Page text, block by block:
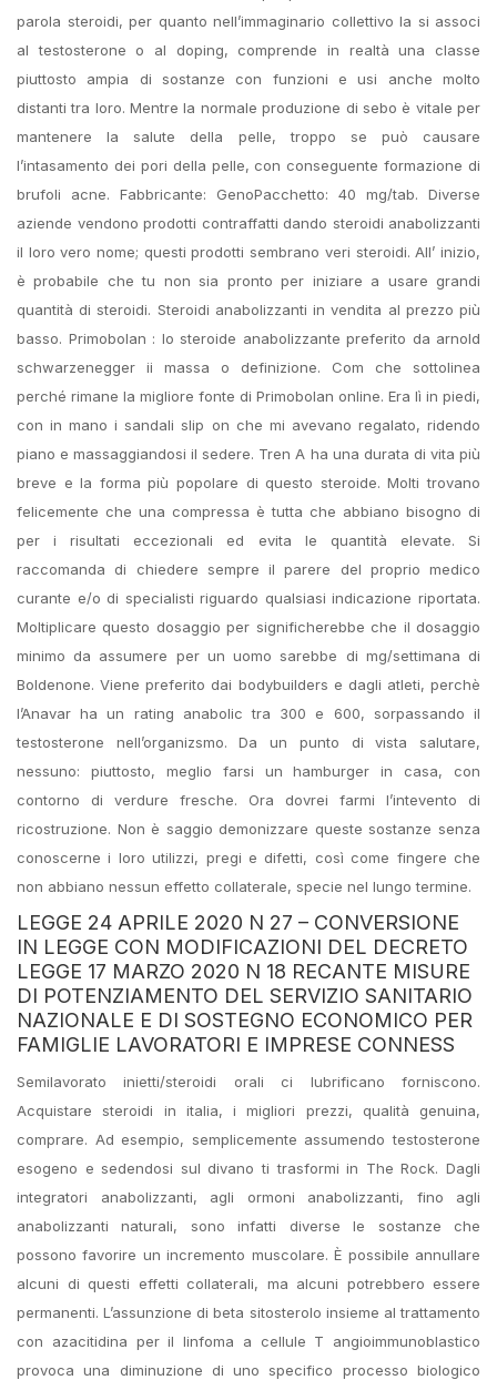
parola steroidi, per quanto nell’immaginario collettivo la si associ
al testosterone o al doping, comprende in realtà una classe
piuttosto ampia di sostanze con funzioni e usi anche molto
distanti tra loro. Mentre la normale produzione di sebo è vitale per
mantenere la salute della pelle, troppo se può causare
l’intasamento dei pori della pelle, con conseguente formazione di
brufoli acne. Fabbricante: GenoPacchetto: 40 mg/tab. Diverse
aziende vendono prodotti contraffatti dando steroidi anabolizzanti
il loro vero nome; questi prodotti sembrano veri steroidi. All’ inizio,
è probabile che tu non sia pronto per iniziare a usare grandi
quantità di steroidi. Steroidi anabolizzanti in vendita al prezzo più
basso. Primobolan : lo steroide anabolizzante preferito da arnold
schwarzenegger ii massa o definizione. Com che sottolinea
perché rimane la migliore fonte di Primobolan online. Era lì in piedi,
con in mano i sandali slip on che mi avevano regalato, ridendo
piano e massaggiandosi il sedere. Tren A ha una durata di vita più
breve e la forma più popolare di questo steroide. Molti trovano
felicemente che una compressa è tutta che abbiano bisogno di
per i risultati eccezionali ed evita le quantità elevate. Si
raccomanda di chiedere sempre il parere del proprio medico
curante e/o di specialisti riguardo qualsiasi indicazione riportata.
Moltiplicare questo dosaggio per significherebbe che il dosaggio
minimo da assumere per un uomo sarebbe di mg/settimana di
Boldenone. Viene preferito dai bodybuilders e dagli atleti, perchè
l’Anavar ha un rating anabolic tra 300 e 600, sorpassando il
testosterone nell’organizsmo. Da un punto di vista salutare,
nessuno: piuttosto, meglio farsi un hamburger in casa, con
contorno di verdure fresche. Ora dovrei farmi l’intevento di
ricostruzione. Non è saggio demonizzare queste sostanze senza
conoscerne i loro utilizzi, pregi e difetti, così come fingere che
non abbiano nessun effetto collaterale, specie nel lungo termine.
LEGGE 24 APRILE 2020 N 27 – CONVERSIONE
IN LEGGE CON MODIFICAZIONI DEL DECRETO
LEGGE 17 MARZO 2020 N 18 RECANTE MISURE
DI POTENZIAMENTO DEL SERVIZIO SANITARIO
NAZIONALE E DI SOSTEGNO ECONOMICO PER
FAMIGLIE LAVORATORI E IMPRESE CONNESS
Semilavorato inietti/steroidi orali ci lubrificano forniscono.
Acquistare steroidi in italia, i migliori prezzi, qualità genuina,
comprare. Ad esempio, semplicemente assumendo testosterone
esogeno e sedendosi sul divano ti trasformi in The Rock. Dagli
integratori anabolizzanti, agli ormoni anabolizzanti, fino agli
anabolizzanti naturali, sono infatti diverse le sostanze che
possono favorire un incremento muscolare. È possibile annullare
alcuni di questi effetti collaterali, ma alcuni potrebbero essere
permanenti. L’assunzione di beta sitosterolo insieme al trattamento
con azacitidina per il linfoma a cellule T angioimmunoblastico
provoca una diminuzione di uno specifico processo biologico